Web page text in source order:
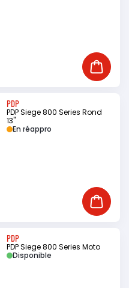
Ajouter
PDP
PDP Siege 800 Series Rond
13"
En réappro
Ajouter
PDP
PDP Siege 800 Series Moto
Disponible